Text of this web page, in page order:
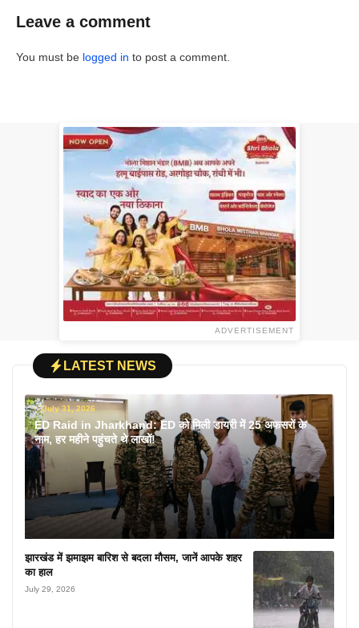
Leave a comment
You must be logged in to post a comment.
ADVERTISEMENT
LATEST NEWS
July 31, 2026
ED Raid in Jharkhand: ED को मिली डायरी में 25 अफसरों के
नाम, हर महीने पहुंचते थे लाखों!
झारखंड में झमाझम बारिश से बदला मौसम, जानें आपके शहर
का हाल
July 29, 2026